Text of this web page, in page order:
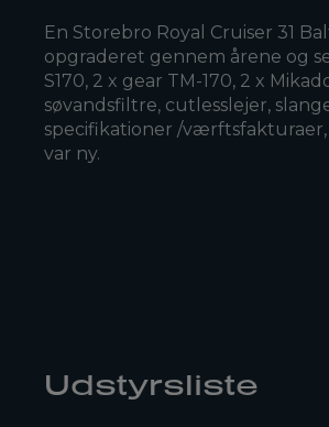
En Storebro Royal Cruiser 31
opgraderet gennem årene og
S170, 2 x gear TM-170, 2 x
søvandsfiltre, cutlesslejer,
specifikationer /
var ny.
Udstyrsliste